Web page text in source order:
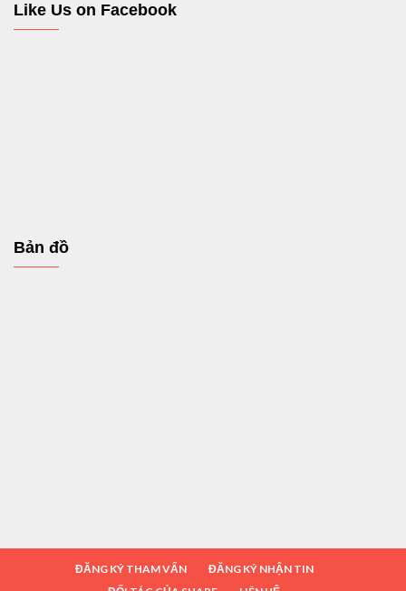
Like Us on Facebook
Bản đồ
ĐĂNG KÝ THAM VẤN
ĐĂNG KÝ NHẬN TIN